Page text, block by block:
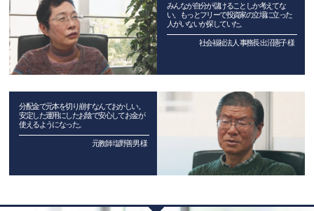
みんなが自分が儲けることしか考えてな
い。もっとフリーで投資家の立場に立った
人がいないか探していた。
社会福祉法人 事務長 出沼憲子 様
分配金で元本を切り崩すなんておかしい。
安定した運用にしたお陰で安心してお金が
使えるようになった。
元教師 塩野善男 様